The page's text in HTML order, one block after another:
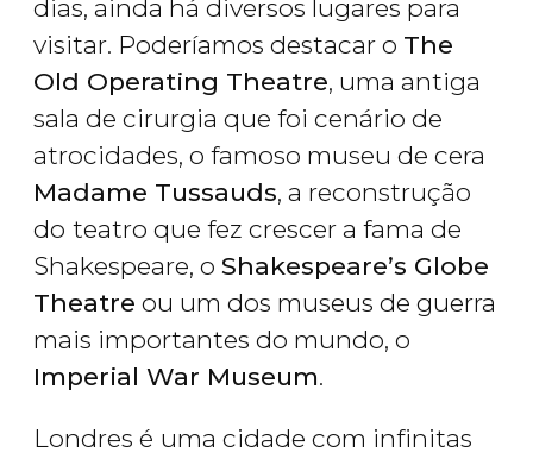
dias, ainda há diversos lugares para
visitar. Poderíamos destacar o The
Old Operating Theatre, uma antiga
sala de cirurgia que foi cenário de
atrocidades, o famoso museu de cera
Madame Tussauds, a reconstrução
do teatro que fez crescer a fama de
Shakespeare, o Shakespeare’s Globe
Theatre ou um dos museus de guerra
mais importantes do mundo, o
Imperial War Museum.
Londres é uma cidade com infinitas